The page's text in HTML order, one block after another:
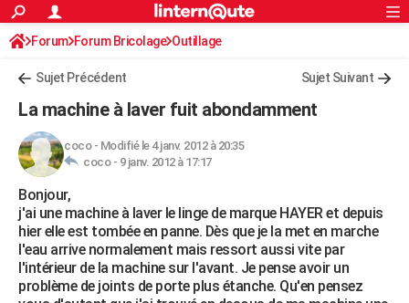
ACTUALITÉS
Politique
Société
Faits Divers
Education
Monde
Villes
+
FINANCE
Retraite
Impôts
Epargne
Immobilier
Risques naturels par ville
Banque
Assurance
Crédit
AUTO
Essais
Réserver un essai
Citadines
Berlines
SUV
Forum auto
+HIGH-TECH
Mobiles
Meilleur smartphone
Internet
Ordinateurs
Jeux vidéo
Guide high-tech
+BRICOLAGE
Forum
Aménagement intérieur
Extérieur
Cuisine
Salle de bains
Jardinage
Rangement
WEEK-END
S'inscrire
Connexion
Forum Forum Bricolage Outillage
Sujet Précédent Sujet Suivant
La machine à laver fuit abondamment
coco- Modifié le 4 janv. 2012 à 20:35
coco - 9 janv. 2012 à 17:17
Bonjour,
j'ai une machine à laver le linge de marque HAYER et depuis
hier elle est tombée en panne. Dès que je la met en marche
l'eau arrive normalement mais ressort aussi vite par
l'intérieur de la machine sur l'avant. Je pense avoir un
problème de joints de porte plus étanche. Qu'en pensez